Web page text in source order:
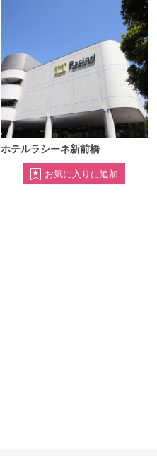
ホテルラシーネ新前橋